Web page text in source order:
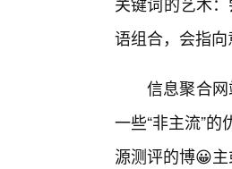
语组合，会指向
信息聚合
一些“非主流”
源测评的博😀